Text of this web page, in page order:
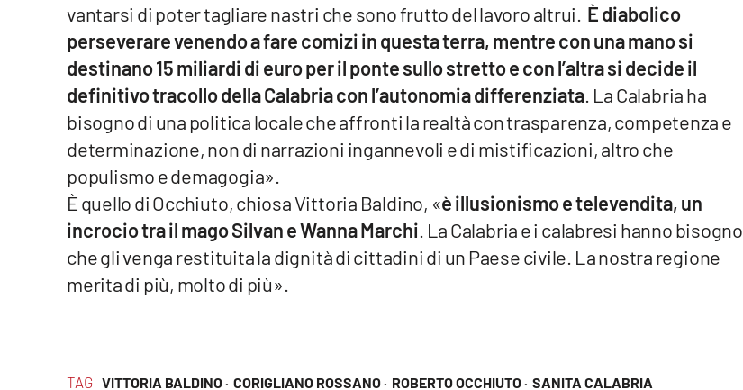
Cookie policy
Note legali
TAG VITTORIA BALDINO · CORIGLIANO ROSSANO · ROBERTO OCCHIUTO · SANITA CALABRIA
vantarsi di poter tagliare nastri che sono frutto del lavoro altrui. È diabolico
perseverare venendo a fare comizi in questa terra, mentre con una mano si
destinano 15 miliardi di euro per il ponte sullo stretto e con l’altra si decide il
definitivo tracollo della Calabria con l’autonomia differenziata. La Calabria ha
bisogno di una politica locale che affronti la realtà con trasparenza, competenza e
determinazione, non di narrazioni ingannevoli e di mistificazioni, altro che
populismo e demagogia».
È quello di Occhiuto, chiosa Vittoria Baldino, «è illusionismo e televendita, un
incrocio tra il mago Silvan e Wanna Marchi. La Calabria e i calabresi hanno bisogno
che gli venga restituita la dignità di cittadini di un Paese civile. La nostra regione
merita di più, molto di più».